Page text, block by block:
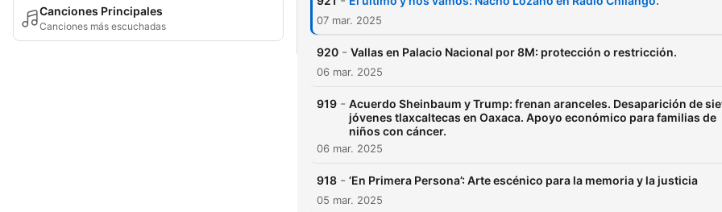
Canciones Principales
Canciones más escuchadas 07 mar. 2025
920 - Vallas en Palacio Nacional por 8M: protección o restricción.
06 mar. 2025
919 - Acuerdo Sheinbaum y Trump: frenan aranceles. Desaparición de
jóvenes tlaxcaltecas en Oaxaca. Apoyo económico para familias de
niños con cáncer.
06 mar. 2025
918 - ‘En Primera Persona’: Arte escénico para la memoria y la justicia
05 mar. 2025